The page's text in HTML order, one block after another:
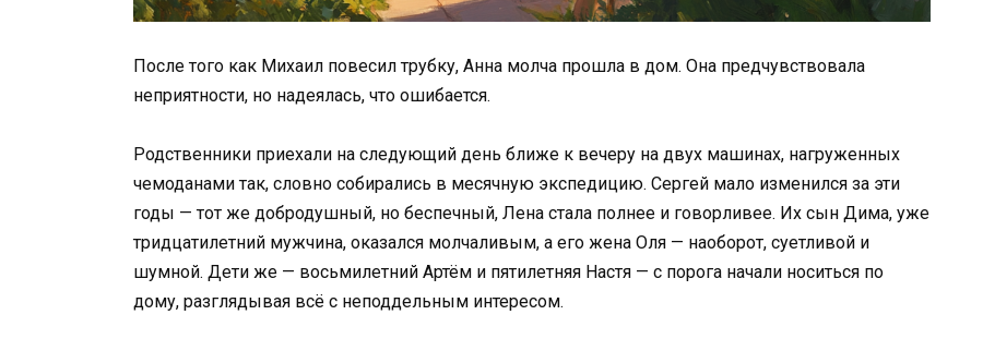
После того как Михаил повесил трубку, Анна молча прошла в дом. Она предчувствовала
неприятности, но надеялась, что ошибается.
Родственники приехали на следующий день ближе к вечеру на двух машинах, нагруженных
чемоданами так, словно собирались в месячную экспедицию. Сергей мало изменился за эти
годы — тот же добродушный, но беспечный, Лена стала полнее и говорливее. Их сын Дима, уже
тридцатилетний мужчина, оказался молчаливым, а его жена Оля — наоборот, суетливой и
шумной. Дети же — восьмилетний Артём и пятилетняя Настя — с порога начали носиться по
дому, разглядывая всё с неподдельным интересом.